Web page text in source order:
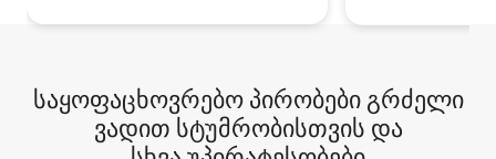
საყოფაცხოვრებო პირობები გრძელი
ვადით სტუმრობისთვის და